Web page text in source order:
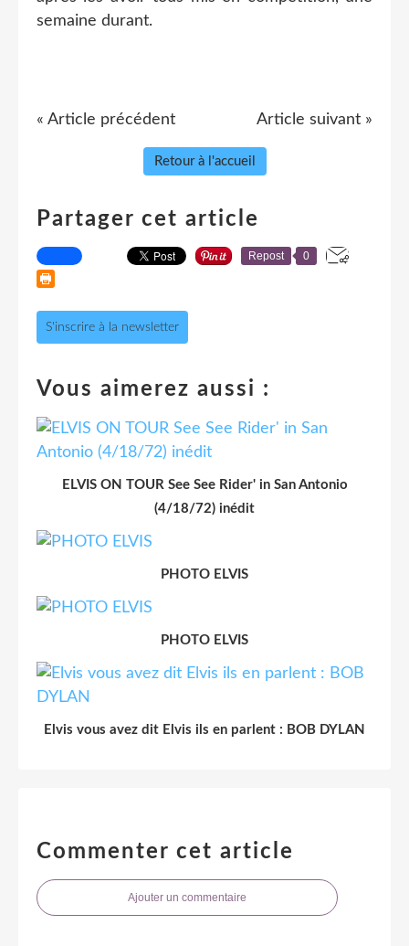
semaine durant.
« Article précédent Article suivant »
Retour à l'accueil
Partager cet article
Repost 0
S'inscrire à la newsletter
Vous aimerez aussi :
ELVIS ON TOUR See See Rider' in San Antonio
(4/18/72) inédit
PHOTO ELVIS
PHOTO ELVIS
Elvis vous avez dit Elvis ils en parlent : BOB DYLAN
Commenter cet article
Ajouter un commentaire